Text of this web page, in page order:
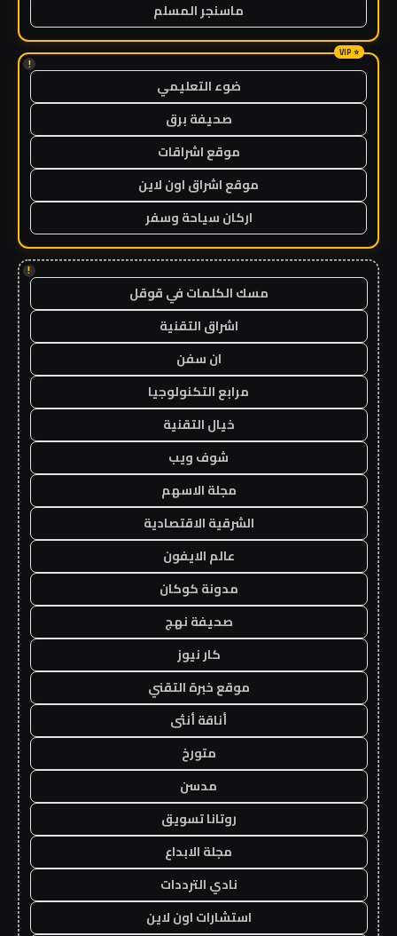
ماسنجر المسلم
!
ضوء التعليمي
صحيفة برق
موقع اشراقات
موقع اشراق اون لاين
اركان سياحة وسفر
!
مسك الكلمات في قوقل
اشراق التقنية
ان سفن
مرابع التكنولوجيا
خيال التقنية
شوف ويب
مجلة الاسهم
الشرقية الاقتصادية
عالم الايفون
مدونة كوكان
صحيفة نهج
كار نيوز
موقع خبرة التقني
أناقة أنثى
متورخ
مدسن
روتانا تسويق
مجلة الابداع
نادي الترددات
استشارات اون لاين